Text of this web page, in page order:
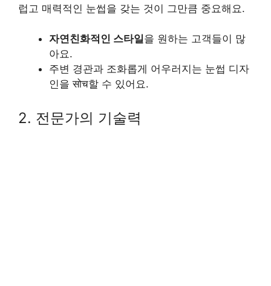
럽고 매력적인 눈썹을 갖는 것이 그만큼 중요해요.
자연친화적인 스타일을 원하는 고객들이 많
아요.
주변 경관과 조화롭게 어우러지는 눈썹 디자
인을 सोच할 수 있어요.
2. 전문가의 기술력